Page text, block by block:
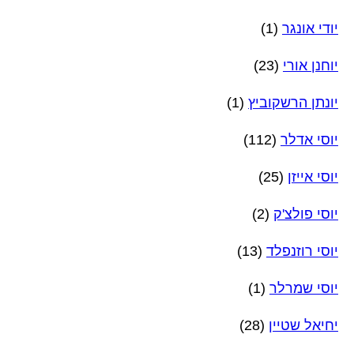
יודי אונגר (1)
יוחנן אורי (23)
יונתן הרשקוביץ (1)
יוסי אדלר (112)
יוסי אייזן (25)
יוסי פולצ'ק (2)
יוסי רוזנפלד (13)
יוסי שמרלר (1)
יחיאל שטיין (28)